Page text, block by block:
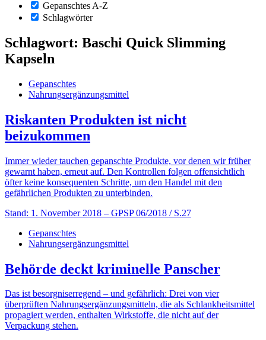
Gepanschtes A-Z
Schlagwörter
Schlagwort: Baschi Quick Slimming
Kapseln
Gepanschtes
Nahrungsergänzungsmittel
Riskanten Produkten ist nicht
beizukommen
Immer wieder tauchen gepanschte Produkte, vor denen wir früher
gewarnt haben, erneut auf. Den Kontrollen folgen offensichtlich
öfter keine konsequenten Schritte, um den Handel mit den
gefährlichen Produkten zu ­unterbinden.
Stand: 1. November 2018 – GPSP 06/2018 / S.27
Gepanschtes
Nahrungsergänzungsmittel
Behörde deckt kriminelle Panscher
Das ist besorgniserregend – und gefährlich: Drei von vier
überprüften Nahrungsergänzungsmitteln, die als Schlankheitsmittel
propagiert werden, enthalten Wirkstoffe, die nicht auf der
Verpackung stehen.